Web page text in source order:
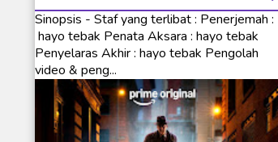
Sinopsis - Staf yang terlibat : Penerjemah :
hayo tebak Penata Aksara : hayo tebak
Penyelaras Akhir : hayo tebak Pengolah
video & peng...